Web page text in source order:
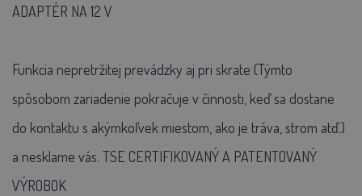
ADAPTÉR NA 12 V
Funkcia nepretržitej prevádzky aj pri skrate (Týmto
spôsobom zariadenie pokračuje v činnosti, keď sa dostane
do kontaktu s akýmkoľvek miestom, ako je tráva, strom atď.)
a nesklame vás. TSE CERTIFIKOVANÝ A PATENTOVANÝ
VÝROBOK